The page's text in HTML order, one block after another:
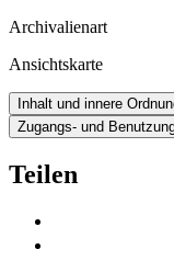
Archivalienart
Ansichtskarte
Inhalt und innere
Zugangs- und
Teilen